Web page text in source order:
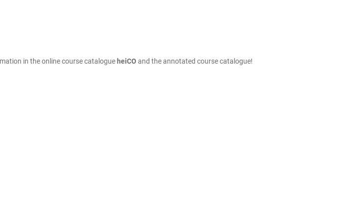
in the online course catalogue heiCO and the annotated course catalogue!